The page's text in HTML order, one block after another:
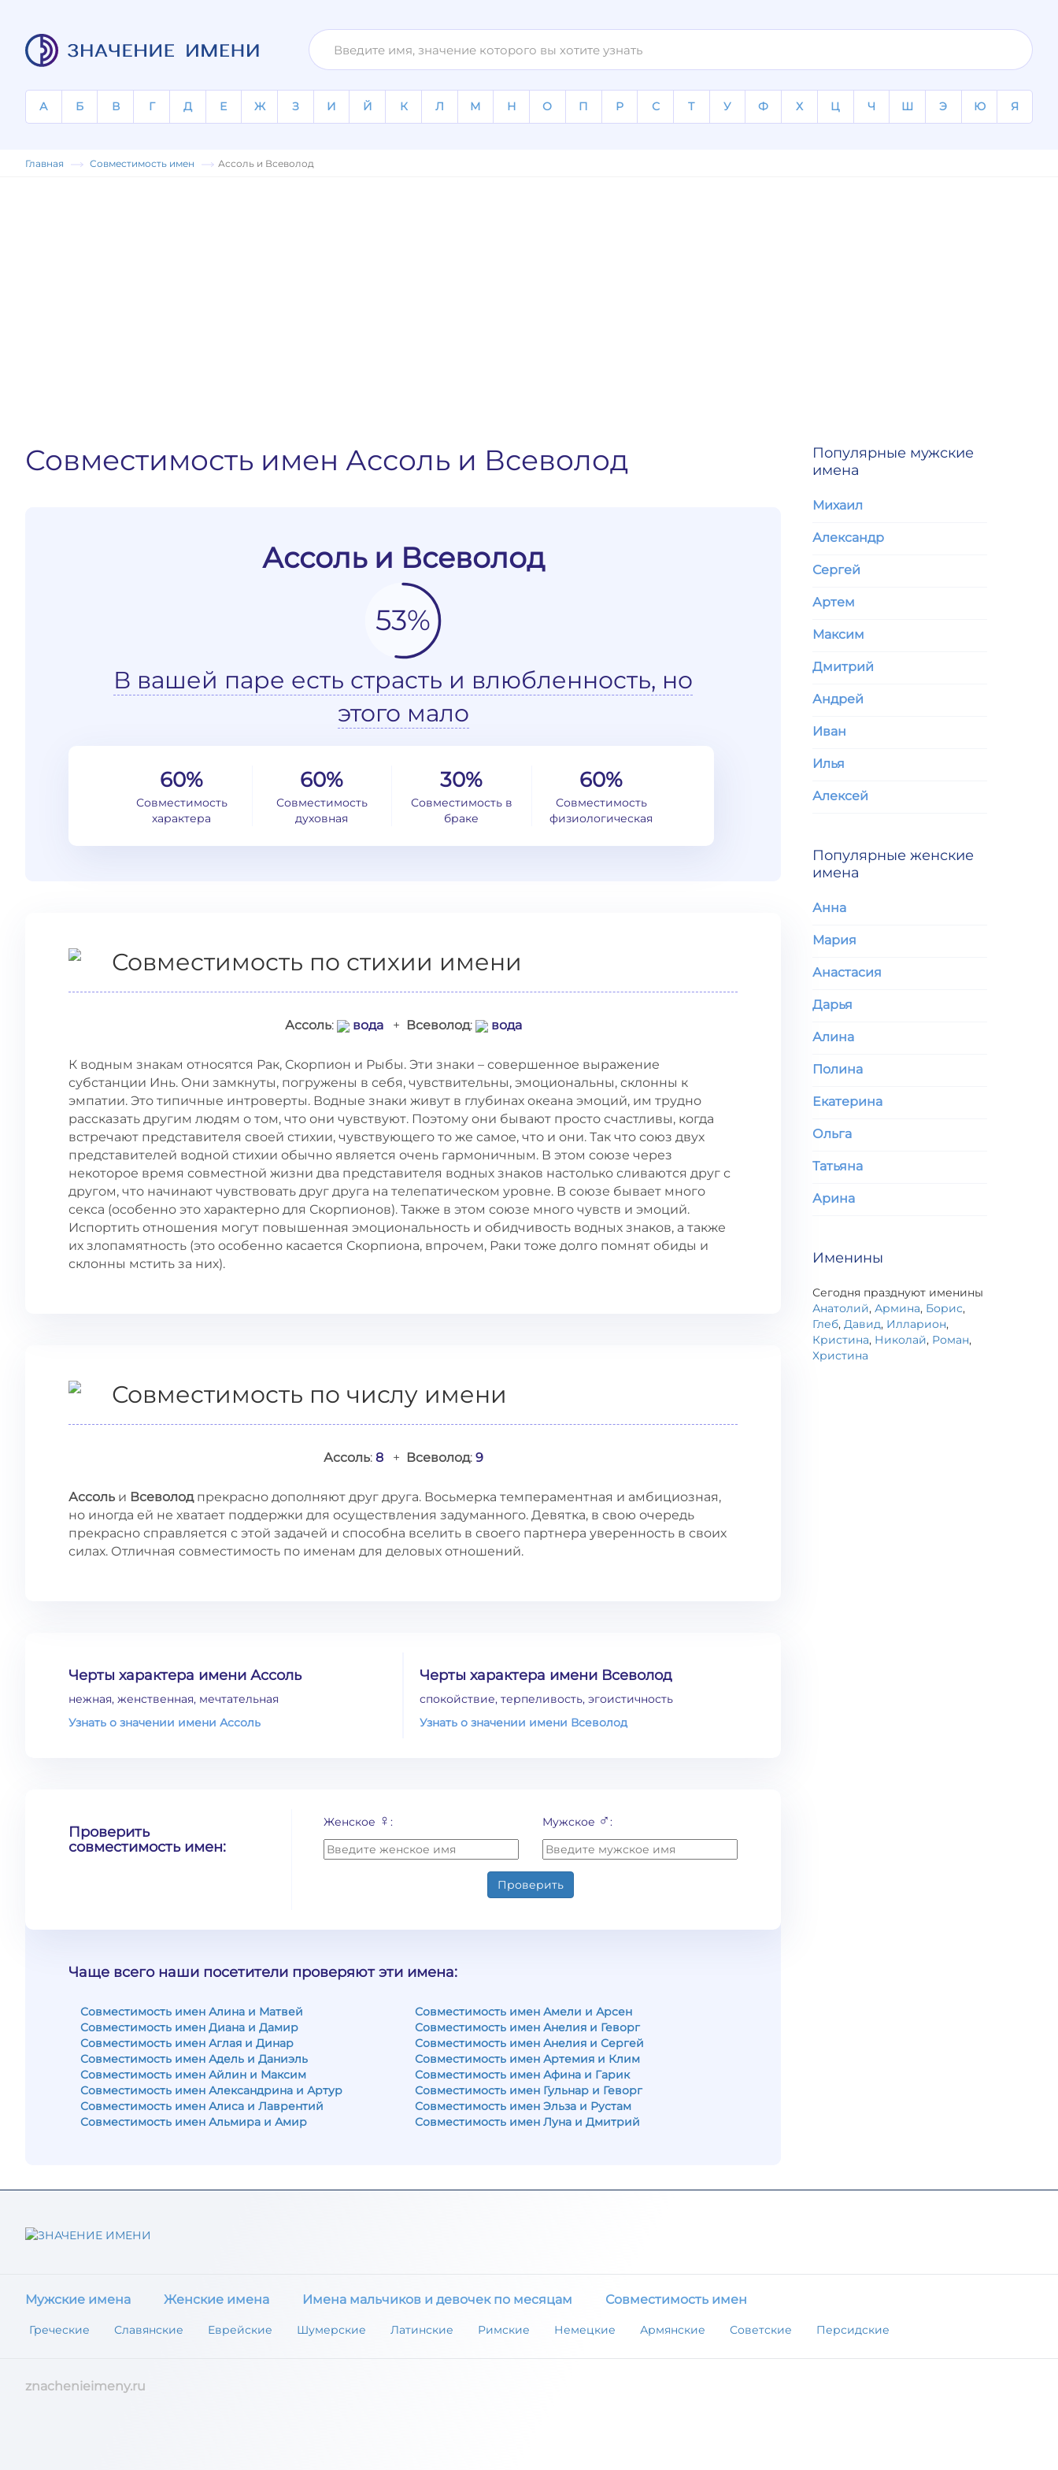
А Б В Г Д Е Ж З И Й К Л М Н О П Р С Т У Ф Х Ц Ч Ш Э Ю Я
Главная Совместимость имен Ассоль и Всеволод
Совместимость имен Ассоль и Всеволод
Ассоль и Всеволод
53%
В вашей паре есть страсть и влюбленность, но
этого мало
60%
Совместимость
характера
60%
Совместимость
духовная
30%
Совместимость в
браке
60%
Совместимость
физиологическая
Совместимость по стихии имени
Ассоль: вода+ Всеволод: вода
К водным знакам относятся Рак, Скорпион и Рыбы. Эти знаки – совершенное выражение
субстанции Инь. Они замкнуты, погружены в себя, чувствительны, эмоциональны, склонны к
эмпатии. Это типичные интроверты. Водные знаки живут в глубинах океана эмоций, им трудно
рассказать другим людям о том, что они чувствуют. Поэтому они бывают просто счастливы, когда
встречают представителя своей стихии, чувствующего то же самое, что и они. Так что союз двух
представителей водной стихии обычно является очень гармоничным. В этом союзе через
некоторое время совместной жизни два представителя водных знаков настолько сливаются друг с
другом, что начинают чувствовать друг друга на телепатическом уровне. В союзе бывает много
секса (особенно это характерно для Скорпионов). Также в этом союзе много чувств и эмоций.
Испортить отношения могут повышенная эмоциональность и обидчивость водных знаков, а также
их злопамятность (это особенно касается Скорпиона, впрочем, Раки тоже долго помнят обиды и
склонны мстить за них).
Совместимость по числу имени
Ассоль: 8+ Всеволод: 9
Ассоль и Всеволодпрекрасно дополняют друг друга. Восьмерка темпераментная и амбициозная,
но иногда ей не хватает поддержки для осуществления задуманного. Девятка, в свою очередь
прекрасно справляется с этой задачей и способна вселить в своего партнера уверенность в своих
силах. Отличная совместимость по именам для деловых отношений.
Черты характера имени Ассоль
нежная, женственная, мечтательная
Узнать о значении имени Ассоль
Черты характера имени Всеволод
спокойствие, терпеливость, эгоистичность
Узнать о значении имени Всеволод
Проверить
совместимость имен:
Женское ♀: Мужское ♂:
Проверить
Чаще всего наши посетители проверяют эти имена:
Совместимость имен Алина и Матвей
Совместимость имен Диана и Дамир
Совместимость имен Аглая и Динар
Совместимость имен Адель и Даниэль
Совместимость имен Айлин и Максим
Совместимость имен Александрина и Артур
Совместимость имен Алиса и Лаврентий
Совместимость имен Альмира и Амир
Совместимость имен Амели и Арсен
Совместимость имен Анелия и Геворг
Совместимость имен Анелия и Сергей
Совместимость имен Артемия и Клим
Совместимость имен Афина и Гарик
Совместимость имен Гульнар и Геворг
Совместимость имен Эльза и Рустам
Совместимость имен Луна и Дмитрий
Популярные мужские
имена
Михаил
Александр
Сергей
Артем
Максим
Дмитрий
Андрей
Иван
Илья
Алексей
Популярные женские
имена
Анна
Мария
Анастасия
Дарья
Алина
Полина
Екатерина
Ольга
Татьяна
Арина
Именины
Сегодня празднуют именины
Анатолий, Армина, Борис,
Глеб, Давид, Илларион,
Кристина, Николай, Роман,
Христина
Мужские имена Женские имена Имена мальчиков и девочек по месяцам Совместимость имен
Греческие Славянские Еврейские Шумерские Латинские Римские Немецкие Армянские Советские Персидские
znachenieimeny.ru